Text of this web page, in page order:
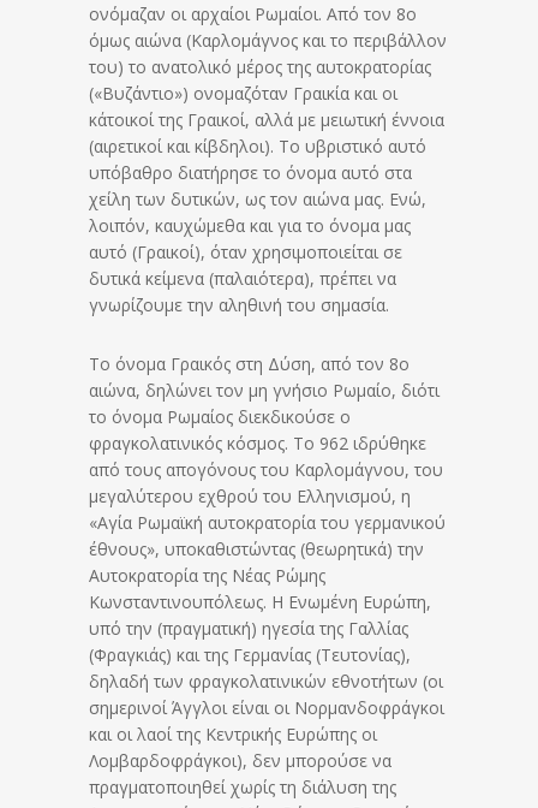
ονόμαζαν οι αρχαίοι Ρωμαίοι. Από τον 8ο
όμως αιώνα (Καρλομάγνος και το περιβάλλον
του) το ανατολικό μέρος της αυτοκρατορίας
(«Βυζάντιο») ονομαζόταν Γραικία και οι
κάτοικοί της Γραικοί, αλλά με μειωτική έννοια
(αιρετικοί και κίβδηλοι). Το υβριστικό αυτό
υπόβαθρο διατήρησε το όνομα αυτό στα
χείλη των δυτικών, ως τον αιώνα μας. Ενώ,
λοιπόν, καυχώμεθα και για το όνομα μας
αυτό (Γραικοί), όταν χρησιμοποιείται σε
δυτικά κείμενα (παλαιότερα), πρέπει να
γνωρίζουμε την αληθινή του σημασία.
Το όνομα Γραικός στη Δύση, από τον 8ο
αιώνα, δηλώνει τον μη γνήσιο Ρωμαίο, διότι
το όνομα Ρωμαίος διεκδικούσε ο
φραγκολατινικός κόσμος. Το 962 ιδρύθηκε
από τους απογόνους του Καρλομάγνου, του
μεγαλύτερου εχθρού του Ελληνισμού, η
«Αγία Ρωμαϊκή αυτοκρατορία του γερμανικού
έθνους», υποκαθιστώντας (θεωρητικά) την
Αυτοκρατορία της Νέας Ρώμης
Κωνσταντινουπόλεως. Η Ενωμένη Ευρώπη,
υπό την (πραγματική) ηγεσία της Γαλλίας
(Φραγκιάς) και της Γερμανίας (Τευτονίας),
δηλαδή των φραγκολατινικών εθνοτήτων (οι
σημερινοί Άγγλοι είναι οι Νορμανδοφράγκοι
και οι λαοί της Κεντρικής Ευρώπης οι
Λομβαρδοφράγκοι), δεν μπορούσε να
πραγματοποιηθεί χωρίς τη διάλυση της